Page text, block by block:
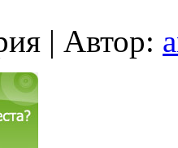
| Автор: